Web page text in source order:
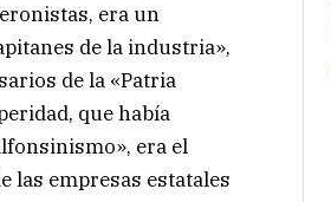
era un
de la industria»,
de la «Patria
que había
era el
las empresas estatales